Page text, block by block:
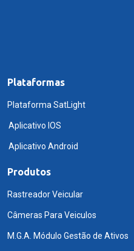
Plataformas
Plataforma SatLight
Aplicativo IOS
Aplicativo Android
Produtos
Rastreador Veicular
Câmeras Para Veiculos
M.G.A. Módulo Gestão de Ativos